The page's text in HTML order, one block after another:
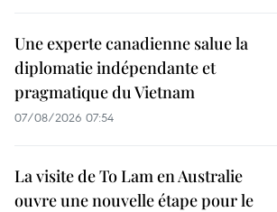
Une experte canadienne salue la
diplomatie indépendante et
pragmatique du Vietnam
07/08/2026 07:54
La visite de To Lam en Australie
ouvre une nouvelle étape pour le